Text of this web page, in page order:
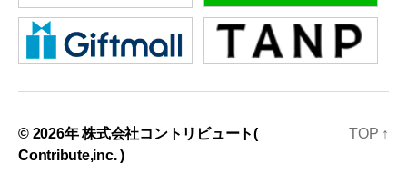
© 2026年株式会社コントリビュート(
Contribute,inc. )
TOP ↑